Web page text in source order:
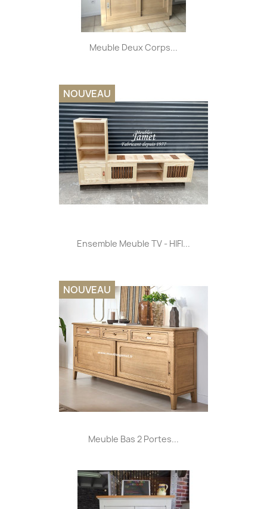
Meuble Deux Corps...
Ensemble Meuble TV - HIFI...
NOUVEAU
Meuble Bas 2 Portes...
NOUVEAU